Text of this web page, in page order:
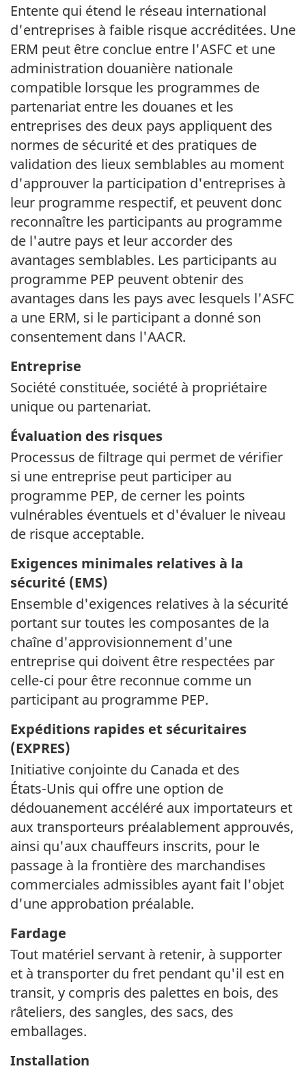
Entente qui étend le réseau international
d'entreprises à faible risque accréditées. Une
ERM peut être conclue entre l'ASFC et une
administration douanière nationale
compatible lorsque les programmes de
partenariat entre les douanes et les
entreprises des deux pays appliquent des
normes de sécurité et des pratiques de
validation des lieux semblables au moment
d'approuver la participation d'entreprises à
leur programme respectif, et peuvent donc
reconnaître les participants au programme
de l'autre pays et leur accorder des
avantages semblables. Les participants au
programme PEP peuvent obtenir des
avantages dans les pays avec lesquels l'ASFC
a une ERM, si le participant a donné son
consentement dans l'AACR.
Entreprise
Société constituée, société à propriétaire
unique ou partenariat.
Évaluation des risques
Processus de filtrage qui permet de vérifier
si une entreprise peut participer au
programme PEP, de cerner les points
vulnérables éventuels et d'évaluer le niveau
de risque acceptable.
Exigences minimales relatives à la
sécurité (EMS)
Ensemble d'exigences relatives à la sécurité
portant sur toutes les composantes de la
chaîne d'approvisionnement d'une
entreprise qui doivent être respectées par
celle-ci pour être reconnue comme un
participant au programme PEP.
Expéditions rapides et sécuritaires
(EXPRES)
Initiative conjointe du Canada et des
États-Unis qui offre une option de
dédouanement accéléré aux importateurs et
aux transporteurs préalablement approuvés,
ainsi qu'aux chauffeurs inscrits, pour le
passage à la frontière des marchandises
commerciales admissibles ayant fait l'objet
d'une approbation préalable.
Fardage
Tout matériel servant à retenir, à supporter
et à transporter du fret pendant qu'il est en
transit, y compris des palettes en bois, des
râteliers, des sangles, des sacs, des
emballages.
Installation